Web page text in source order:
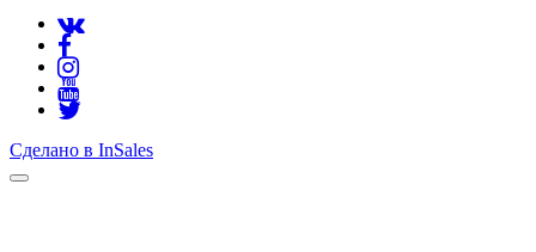
Сделано в InSales